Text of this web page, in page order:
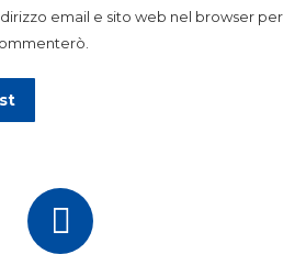
email e sito web nel browser per